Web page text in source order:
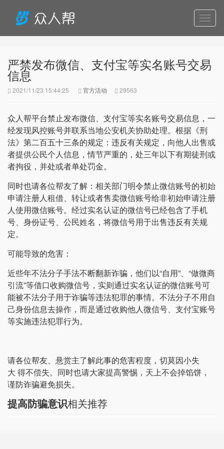
导
航
严禁发布微信、支付宝等实名账号交易
信息
2021/11/23 15:44:25 官方活动 29563
众人帮平台禁止发布微信、支付宝等实名账号交易信息，一
经发现风控账号并联系当地公安机关协助处理。根据《刑
法》第二百五十三条的规定：违反有关规定，向他人出售或
者提供公民个人信息，情节严重的，处三年以下有期徒刑或
者拘役，并处或者单处罚金。
同时也请各位帮友了解：相关部门明令禁止微信账号的初始
申请注册人租借、转让或者售卖微信账号给非初始申请注册
人使用微信账号。经过实名认证的微信号已经包含了手机
号、身份证号、公民姓名，将微信号用于出售违反有关规
定。
可能导致的危害：
近些年不法分子手法不断翻新诈骗，他们以“自用”、“做微商
引流”等借口收购微信号，实则通过实名认证的微信账号可
能被不法分子用于诈骗等违法犯罪的事情。不法分子不用自
己身份信息去操作，而是通过收购他人微信号、支付宝账号
等实施违法犯罪行为。
请各位帮友、悬赏主了解此事的危害程度，切莫因小失
大 得不偿失。同时也请大家提高警惕，天上不会掉馅饼，
谨防诈骗避免损失。
提高防骗意识相关推荐